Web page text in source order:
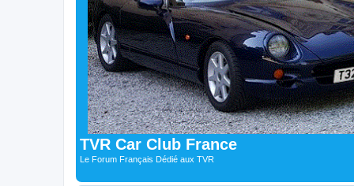
TVR Car Club France
Le Forum Français Dédié aux TVR